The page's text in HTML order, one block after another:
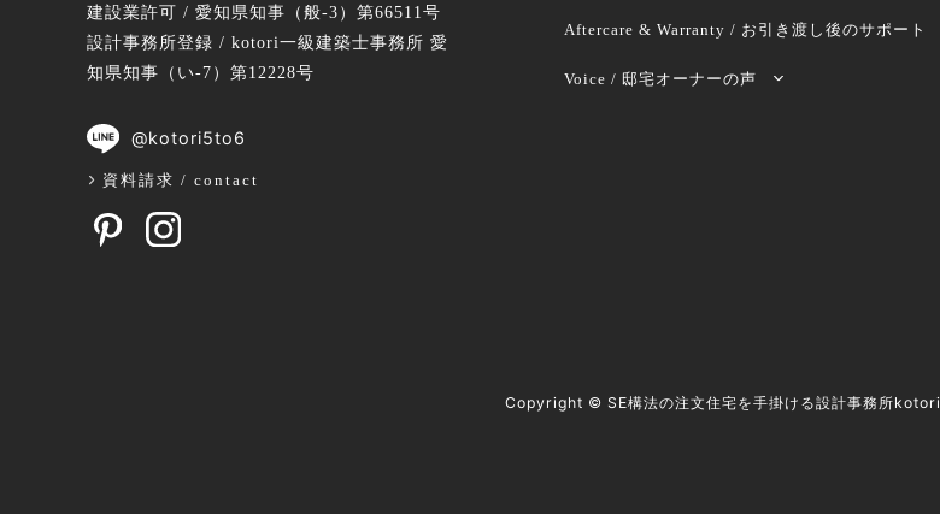
建設業許可 / 愛知県知事（般-3）第66511号
設計事務所登録 / kotori一級建築士事務所 愛
知県知事（い-7）第12228号
@kotori5to6
資料請求 / contact
Aftercare & Warranty / お引き渡し後のサポート
Voice / 邸宅オーナーの声
Copyright © SE構法の注文住宅を手掛ける設計事務所kotori